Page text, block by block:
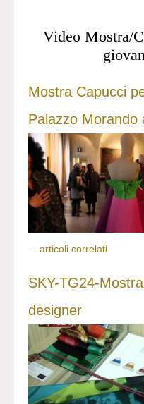
Video Mostra/
Mostra Capucci
Palazzo Morando
articoli correlati
SKY-TG24-
designer